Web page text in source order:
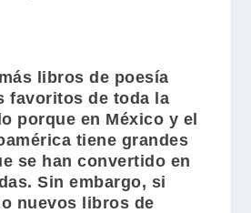
libros de poesía
favoritos de toda la
porque en México y el
tiene grandes
se han convertido en
Sin embargo, si
nuevos libros de